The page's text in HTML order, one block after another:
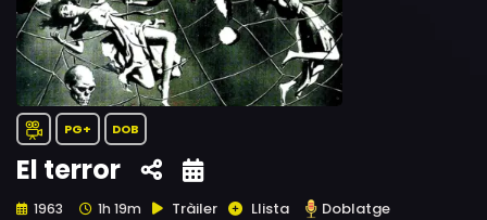
PG+ DOB
El terror
1963 1h 19m Tràiler Llista Doblatge